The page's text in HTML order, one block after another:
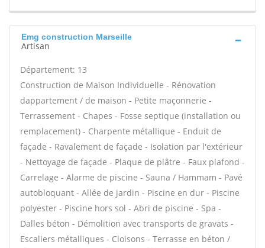
Emg construction Marseille
Artisan
Département: 13
Construction de Maison Individuelle - Rénovation
dappartement / de maison - Petite maçonnerie -
Terrassement - Chapes - Fosse septique (installation ou
remplacement) - Charpente métallique - Enduit de
façade - Ravalement de façade - Isolation par l'extérieur
- Nettoyage de façade - Plaque de plâtre - Faux plafond -
Carrelage - Alarme de piscine - Sauna / Hammam - Pavé
autobloquant - Allée de jardin - Piscine en dur - Piscine
polyester - Piscine hors sol - Abri de piscine - Spa -
Dalles béton - Démolition avec transports de gravats -
Escaliers métalliques - Cloisons - Terrasse en béton /